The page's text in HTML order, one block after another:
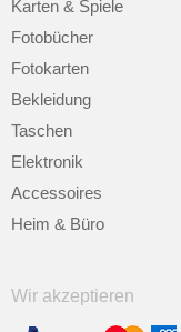
Karten & Spiele
Fotobücher
Fotokarten
Bekleidung
Taschen
Elektronik
Accessoires
Heim & Büro
Wir akzeptieren